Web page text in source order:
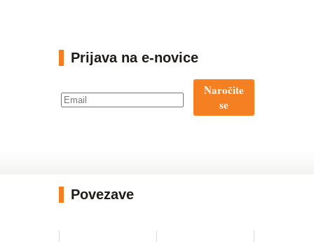
Prijava na e-novice
Naročite
se
Povezave